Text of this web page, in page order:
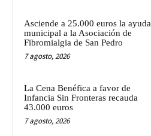
Asciende a 25.000 euros la ayuda
municipal a la Asociación de
Fibromialgia de San Pedro
7 agosto, 2026
La Cena Benéfica a favor de
Infancia Sin Fronteras recauda
43.000 euros
7 agosto, 2026